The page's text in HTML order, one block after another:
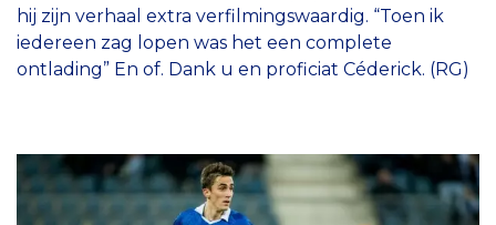
hij zijn verhaal extra verfilmingswaardig. “Toen ik
iedereen zag lopen was het een complete
ontlading” En of. Dank u en proficiat Céderick. (RG)